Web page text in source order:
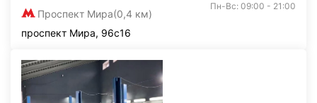
Проспект Мира(0,4 км)
Пн-Вс: 09:00 - 21:00
проспект Мира, 96с16